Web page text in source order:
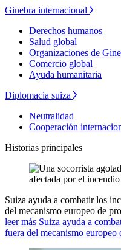
Ginebra internacional
Derechos humanos
Salud global
Organizaciones de
Comercio global
Ayuda humanitaria
Diplomacia suiza
Neutralidad
Cooperación
Historias principales
Suiza ayuda a combatir los
del mecanismo europeo de
leer más Suiza ayuda a
fuera del mecanismo